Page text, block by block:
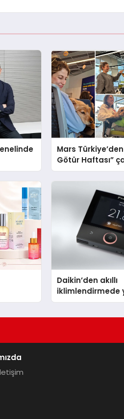
Mars
Götür Haftası”
Daikin’den akıllı
iklimlendirmede
Madoka Plus